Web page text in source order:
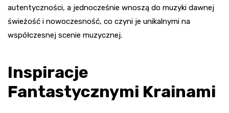
autentyczności, a jednocześnie wnoszą do muzyki dawnej
świeżość i nowoczesność, co czyni je unikalnymi na
współczesnej scenie muzycznej.
Inspiracje
Fantastycznymi Krainami